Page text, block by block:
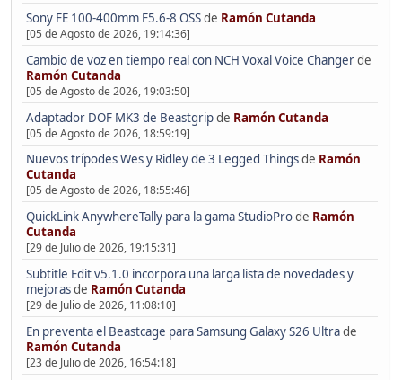
Sony FE 100-400mm F5.6-8 OSSde Ramón Cutanda
[05 de Agosto de 2026, 19:14:36]
Cambio de voz en tiempo real con NCH Voxal Voice Changerde
Ramón Cutanda
[05 de Agosto de 2026, 19:03:50]
Adaptador DOF MK3 de Beastgripde Ramón Cutanda
[05 de Agosto de 2026, 18:59:19]
Nuevos trípodes Wes y Ridley de 3 Legged Thingsde Ramón
Cutanda
[05 de Agosto de 2026, 18:55:46]
QuickLink AnywhereTally para la gama StudioProde Ramón
Cutanda
[29 de Julio de 2026, 19:15:31]
Subtitle Edit v5.1.0 incorpora una larga lista de novedades y
mejorasde Ramón Cutanda
[29 de Julio de 2026, 11:08:10]
En preventa el Beastcage para Samsung Galaxy S26 Ultrade
Ramón Cutanda
[23 de Julio de 2026, 16:54:18]